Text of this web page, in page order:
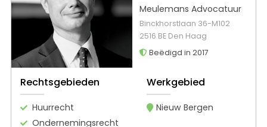
Meulemans Advocatuur
Binckhorstlaan 36-M102
2516 BE Den Haag
Beëdigd in 2017
Rechtsgebieden
Huurrecht
Ondernemingsrecht
Werkgebied
Nieuw Bergen